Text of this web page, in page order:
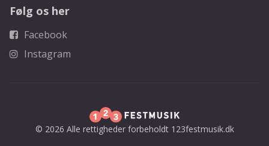
Følg os her
Facebook
Instagram
© 2026 Alle rettigheder forbeholdt 123festmusik.dk